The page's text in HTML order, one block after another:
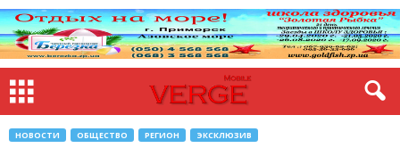
НОВОСТИ ОБЩЕСТВО РЕГИОН ЭКСКЛЮЗИВ